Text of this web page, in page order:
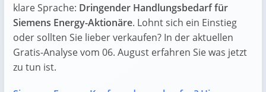
klare Sprache: Dringender Handlungsbedarf für
Siemens Energy-Aktionäre. Lohnt sich ein Einstieg
oder sollten Sie lieber verkaufen? In der aktuellen
Gratis-Analyse vom 06. August erfahren Sie was jetzt
zu tun ist.